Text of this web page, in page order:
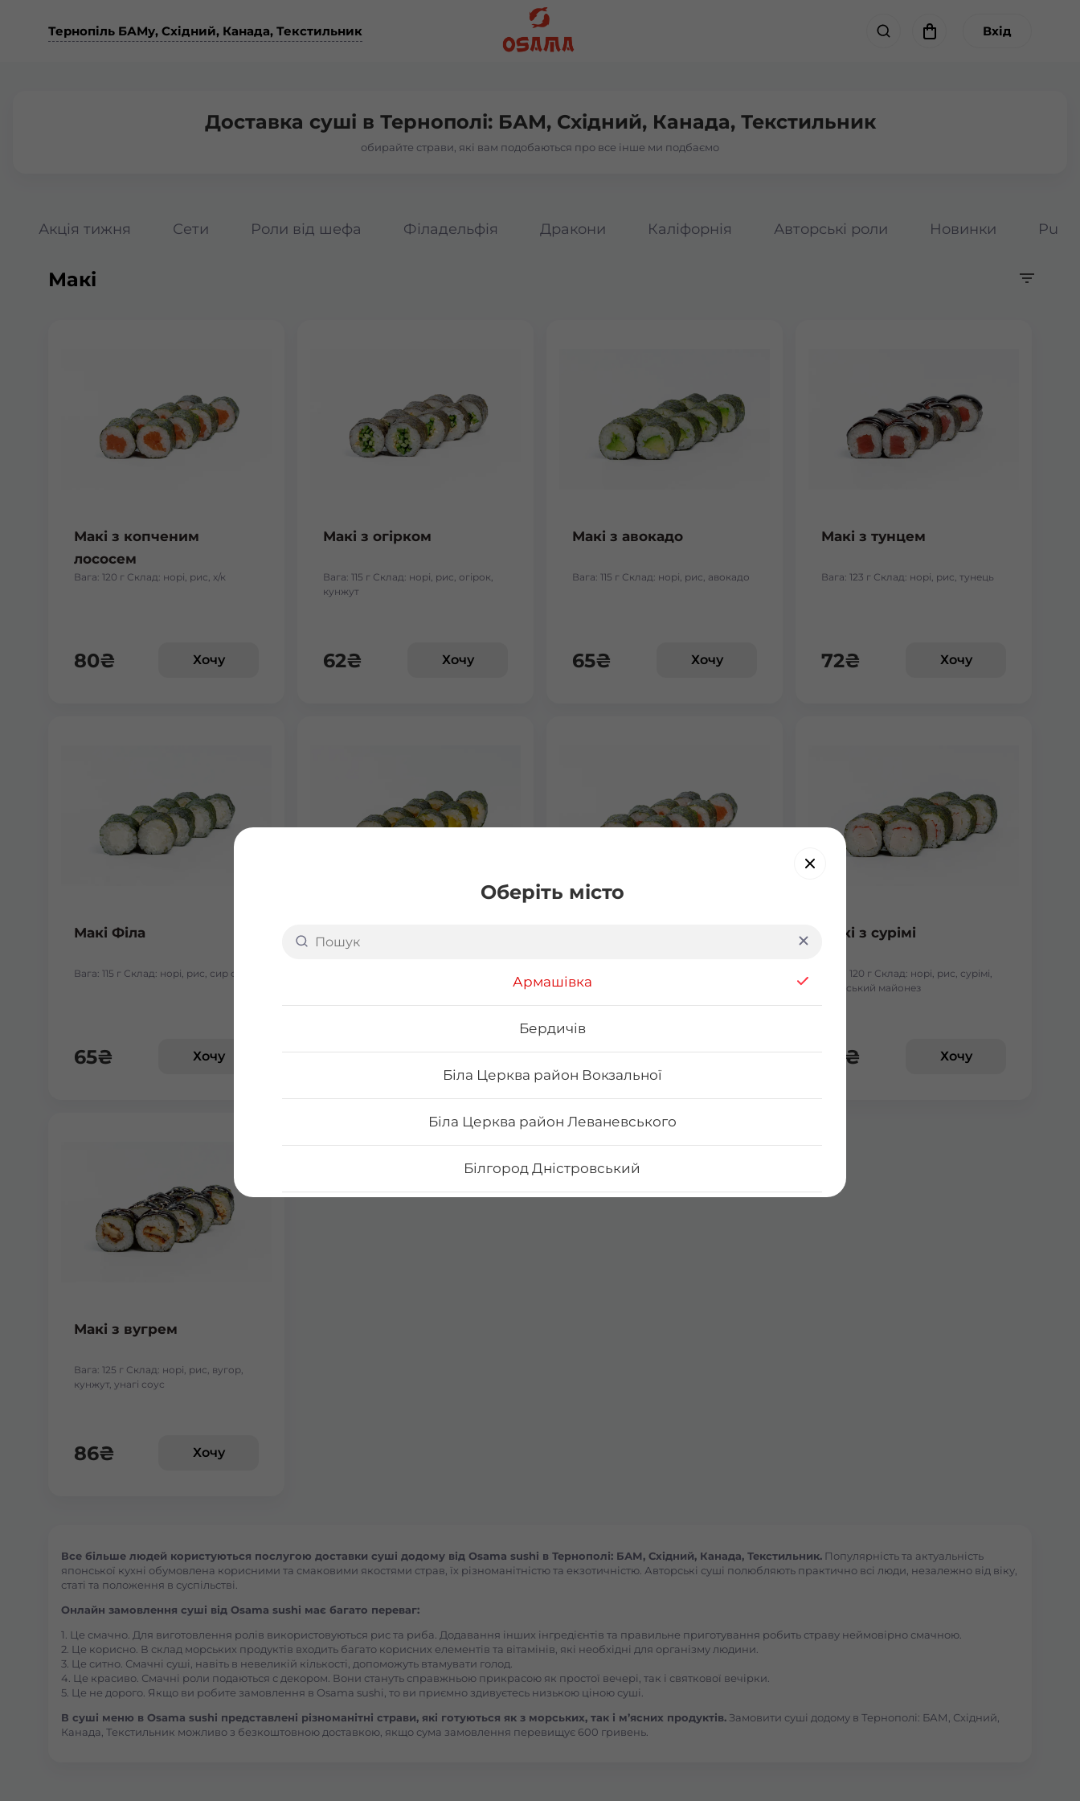
Оберіть місто
Армашівка
Бердичів
Біла Церква район Вокзальної
Біла Церква район Леваневського
Білгород Дністровський
Васильків Центр Соборна
Вишгород
Вишневе
Тернопіль БАМу, Східний, Канада, Текстильник Вхід
Доставка суші в Тернополі: БАМ, Східний, Канада, Текстильник
обирайте страви, які вам подобаються про все інше ми подбаємо
Акція тижня Сети Роли від шефа Філадельфія Дракони Каліфорнія Авторські роли Новинки
Макі
Макі з копченим
лососем
Вага: 120 г Склад: норі, рис, х/к
80₴ Хочу
Макі з огірком
Вага: 115 г Склад: норі, рис, огірок,
кунжут
62₴ Хочу
Макі з авокадо
Вага: 115 г Склад: норі, рис, авокадо
65₴ Хочу
Макі з тунцем
Вага: 123 г Склад: норі, рис, тунець
72₴ Хочу
Макі Філа
Вага: 115 г Склад: норі, рис, сир філа
65₴ Хочу
Макі з манго
67₴ Хочу
філе
76₴ Хочу
Макі з сурімі
Вага: 120 г Склад: норі, рис, сурімі,
японський майонез
65 ₴ Хочу
Макі з вугрем
Вага: 125 г Склад: норі, рис, вугор,
кунжут, унагі соус
86₴ Хочу
Все більше людей користуються послугою доставки суші додому від Osama sushi в Тернополі: БАМ, Східний, Канада, Текстильник. Популярність та актуальність
японської кухні обумовлена корисними та смаковими якостями страв, їх різноманітністю та екзотичністю. Авторські суші полюбляють практично всі люди, незалежно від віку,
статі та положення в суспільстві.
Онлайн замовлення суші від Osama sushi має багато переваг:
1. Це смачно. Для виготовлення ролів використовуються рис та риба. Додавання інших інгредієнтів та правильне приготування робить страву неймовірно смачною.
2. Це корисно. В склад морських продуктів входить багато корисних елементів та вітамінів, які необхідні для організму людини.
3. Це ситно. Смачні суші, навіть в невеликій кількості, допоможуть втамувати голод.
4. Це красиво. Смачні роли подаються с декором. Вони стануть справжньою прикрасою як простої вечері, так і святкової вечірки.
5. Це не дорого. Якщо ви робите замовлення в Osama sushi, то ви приємно здивуєтесь низькою ціною суші.
В суші меню в Osama sushi представлені різноманітні страви, які готуються як з морських, так і м’ясних продуктів. Замовити суші додому в Тернополі: БАМ, Східний,
Канада, Текстильник можливо з безкоштовною доставкою, якщо сума замовлення перевищує 600 гривень.